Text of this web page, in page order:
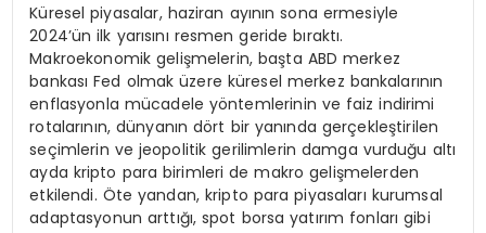
Küresel piyasalar, haziran ayının sona ermesiyle
2024’ün ilk yarısını resmen geride bıraktı.
Makroekonomik gelişmelerin, başta ABD merkez
bankası Fed olmak üzere küresel merkez bankalarının
enflasyonla mücadele yöntemlerinin ve faiz indirimi
rotalarının, dünyanın dört bir yanında gerçekleştirilen
seçimlerin ve jeopolitik gerilimlerin damga vurduğu altı
ayda kripto para birimleri de makro gelişmelerden
etkilendi. Öte yandan, kripto para piyasaları kurumsal
adaptasyonun arttığı, spot borsa yatırım fonları gibi